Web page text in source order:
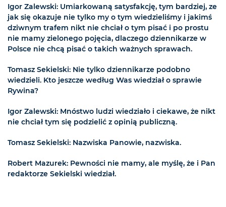
Igor Zalewski: Umiarkowaną satysfakcję, tym bardziej, ze
jak się okazuje nie tylko my o tym wiedzieliśmy i jakimś
dziwnym trafem nikt nie chciał o tym pisać i po prostu
nie mamy zielonego pojęcia, dlaczego dziennikarze w
Polsce nie chcą pisać o takich ważnych sprawach.
Tomasz Sekielski: Nie tylko dziennikarze podobno
wiedzieli. Kto jeszcze według Was wiedział o sprawie
Rywina?
Igor Zalewski: Mnóstwo ludzi wiedziało i ciekawe, że nikt
nie chciał tym się podzielić z opinią publiczną.
Tomasz Sekielski: Nazwiska Panowie, nazwiska.
Robert Mazurek: Pewności nie mamy, ale myślę, że i Pan
redaktorze Sekielski wiedział.